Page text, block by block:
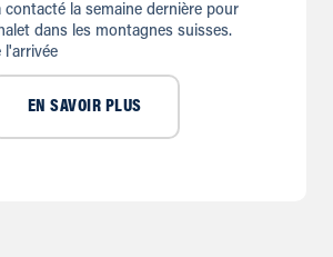
contacté la semaine dernière pour
dans les montagnes suisses.
l'arrivée
EN SAVOIR PLUS